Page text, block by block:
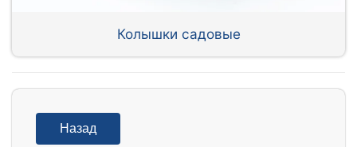
Колышки садовые
Назад